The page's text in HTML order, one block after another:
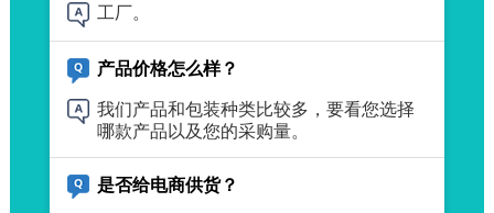
工厂。
产品价格怎么样？
我们产品和包装种类比较多，要看您选择
哪款产品以及您的采购量。
是否给电商供货？